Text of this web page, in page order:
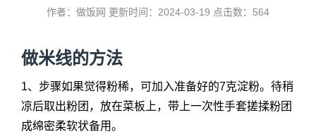
作者：做饭网 更新时间：2024-03-19 点击数：564
做米线的方法
1、步骤如果觉得粉稀，可加入准备好的7克淀粉。待稍
凉后取出粉团，放在菜板上，带上一次性手套搓揉粉团
成绵密柔软状备用。